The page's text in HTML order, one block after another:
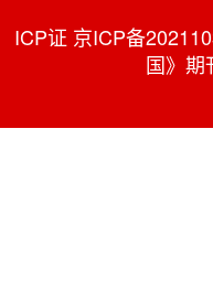
ICP证 京ICP备
国》期